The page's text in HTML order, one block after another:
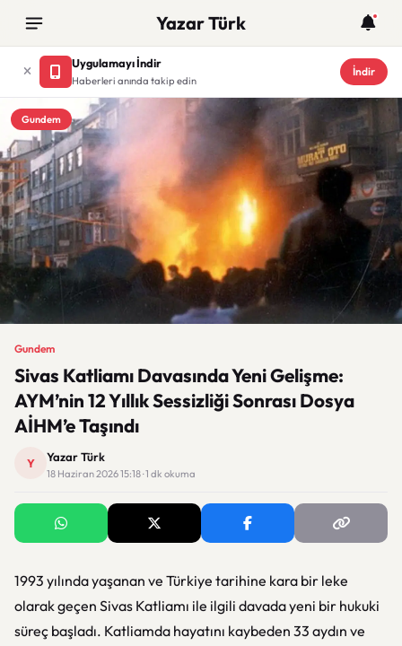
Yazar Türk
Uygulamayı İndir
Haberleri anında takip edin
İndir
Gundem
Gundem
Sivas Katliamı Davasında Yeni Gelişme:
AYM’nin 12 Yıllık Sessizliği Sonrası Dosya
AİHM’e Taşındı
Y Yazar Türk
18 Haziran 2026 15:18 · 1 dk okuma
1993 yılında yaşanan ve Türkiye tarihine kara bir leke
olarak geçen Sivas Katliamı ile ilgili davada yeni bir hukuki
süreç başladı. Katliamda hayatını kaybeden 33 aydın ve